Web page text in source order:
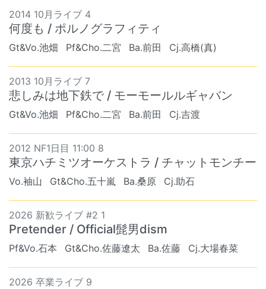
2014 10月ライブ 4
何度も / ポルノグラフィティ
Gt&Vo.池畑 Pf&Cho.二宮 Ba.前田 Cj.高橋(真)
2013 10月ライブ 7
悲しみは地下鉄で / モーモールルギャバン
Gt&Vo.池畑 Pf&Cho.二宮 Ba.前田 Cj.吉渡
2012 NF1日目 11:00 8
東京ハチミツオーケストラ / チャットモンチー
Vo.袖山 Gt&Cho.五十嵐 Ba.桑原 Cj.助石
2026 新歓ライブ #2 1
Pretender / Official髭男dism
Pf&Vo.石本 Gt&Cho.佐藤遼太 Ba.佐藤 Cj.大場春菜
2026 卒業ライブ 9